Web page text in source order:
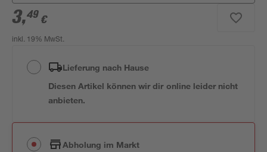
3,49 €
inkl. 19% MwSt.
Lieferung nach Hause
Diesen Artikel können wir dir online leider nicht
anbieten.
Abholung im Markt